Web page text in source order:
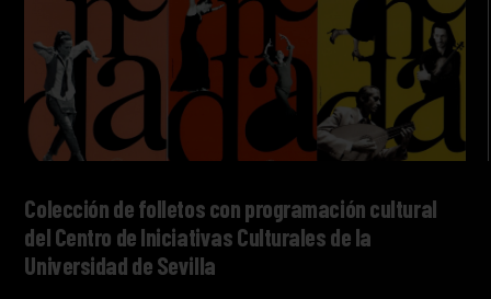
Colección de folletos con programación cultural
del Centro de Iniciativas Culturales de la
Universidad de Sevilla